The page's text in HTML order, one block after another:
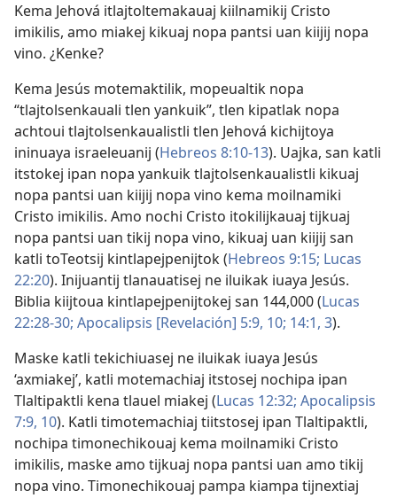
Kema Jehová itlajtoltemakauaj kiilnamikij Cristo
imikilis, amo miakej kikuaj nopa pantsi uan kiijij nopa
vino. ¿Kenke?
Kema Jesús motemaktilik, mopeualtik nopa
“tlajtolsenkauali tlen yankuik”, tlen kipatlak nopa
achtoui tlajtolsenkaualistli tlen Jehová kichijtoya
ininuaya israeleuanij (Hebreos 8:​10-​13). Uajka, san katli
itstokej ipan nopa yankuik tlajtolsenkaualistli kikuaj
nopa pantsi uan kiijij nopa vino kema moilnamiki
Cristo imikilis. Amo nochi Cristo itokilijkauaj tijkuaj
nopa pantsi uan tikij nopa vino, kikuaj uan kiijij san
katli toTeotsij kintlapejpenijtok (Hebreos 9:​15; Lucas
22:20). Inijuantij tlanauatisej ne iluikak iuaya Jesús.
Biblia kiijtoua kintlapejpenijtokej san 144,000 (Lucas
22:28-​30; Apocalipsis [Revelación] 5:​9, 10; 14:​1, 3).
Maske katli tekichiuasej ne iluikak iuaya Jesús
‘axmiakej’, katli motemachiaj itstosej nochipa ipan
Tlaltipaktli kena tlauel miakej (Lucas 12:32; Apocalipsis
7:​9, 10). Katli timotemachiaj tiitstosej ipan Tlaltipaktli,
nochipa timonechikouaj kema moilnamiki Cristo
imikilis, maske amo tijkuaj nopa pantsi uan amo tikij
nopa vino. Timonechikouaj pampa kiampa tijnextiaj